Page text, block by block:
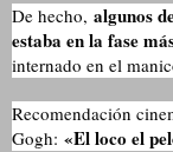
De hecho, algunos
estaba en la fase
internado en el
Recomendación
Gogh: «El loco el